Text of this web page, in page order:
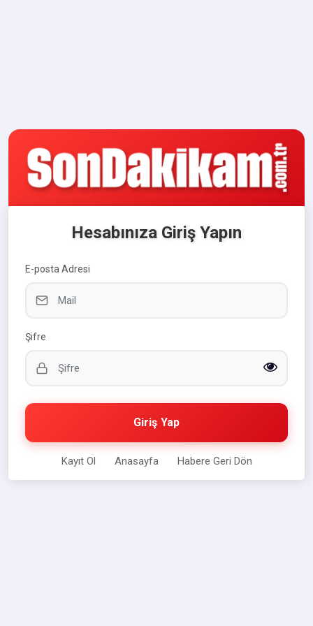
Hesabınıza Giriş Yapın
E-posta Adresi
Şifre
Giriş Yap
Kayıt Ol Anasayfa Habere Geri Dön